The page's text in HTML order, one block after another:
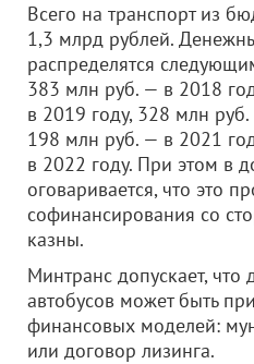
Всего на транспорт из
1,3 млрд рублей.
распределятся
383 млн руб. — в 2018
в 2019 году, 328 млн
198 млн руб. — в 2021
в 2022 году. При этом в
оговаривается, что это
софинансирования со
казны.
Минтранс допускает, что
автобусов может быть
финансовых моделей:
или договор лизинга.